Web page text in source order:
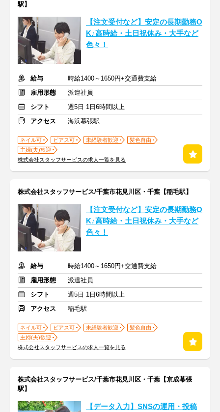
駅】
【注文受付など】安定の長期勤務O
K♪高時給・土日祝休み・大手など
色々！
給与
時給1400～1650円+交通費支給
雇用形態
派遣社員
シフト
週5日 1日6時間以上
アクセス
海浜幕張駅
ネイル可 ピアス可 未経験者歓迎
髪色自由
主婦(夫)歓迎
株式会社スタッフサービスの求人一覧を見る
株式会社スタッフサービス/千葉市花見川区・千葉【稲毛駅】
【注文受付など】安定の長期勤務O
K♪高時給・土日祝休み・大手など
色々！
給与
時給1400～1650円+交通費支給
雇用形態
派遣社員
シフト
週5日 1日6時間以上
アクセス
稲毛駅
ネイル可 ピアス可 未経験者歓迎
髪色自由
主婦(夫)歓迎
株式会社スタッフサービスの求人一覧を見る
株式会社スタッフサービス/千葉市花見川区・千葉【京成幕張
駅】
【データ入力】SNSの運用・投稿